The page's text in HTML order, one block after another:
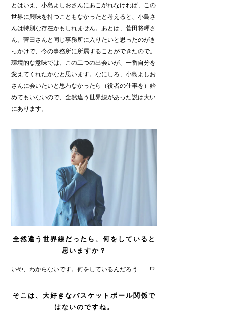
とはいえ、小島よしおさんにあこがれなければ、この
世界に興味を持つこともなかったと考えると、小島さ
んは特別な存在かもしれません。あとは、菅田将暉さ
ん。菅田さんと同じ事務所に入りたいと思ったのがき
っかけで、今の事務所に所属することができたので。
環境的な意味では、この二つの出会いが、一番自分を
変えてくれたかなと思います。なにしろ、小島よしお
さんに会いたいと思わなかったら（役者の仕事を）始
めてもいないので、全然違う世界線があった説は大い
にあります。
全然違う世界線だったら、何をしていると
思いますか？
いや、わからないです。何をしているんだろう……!?
そこは、大好きなバスケットボール関係で
はないのですね。